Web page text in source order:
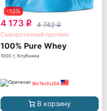
-12%
4 173 q 4 742q
Сывороточный протеин
100% Pure Whey
1000 г, Клубника
BioTechUSA
В корзину